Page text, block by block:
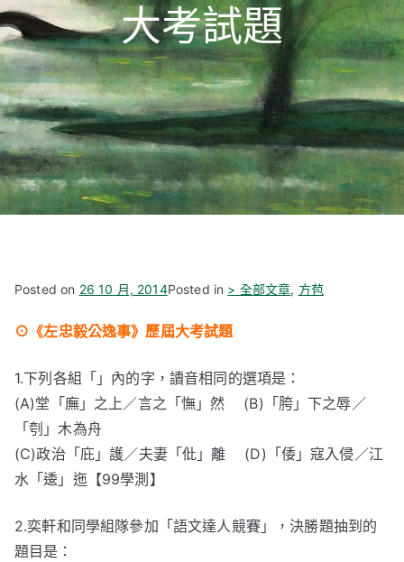
大考試題
Posted on 26 10 月, 2014Posted in > 全部文章, 方苞
⊙ 《左忠毅公逸事》歷屆大考試題
1.下列各組「」內的字，讀音相同的選項是：
(A)堂「廡」之上／言之「憮」然 (B)「胯」下之辱／
「刳」木為舟
(C)政治「庇」護／夫妻「仳」離 (D)「倭」寇入侵／江
水「逶」迤【99學測】
2.奕軒和同學組隊參加「語文達人競賽」，決勝題抽到的
題目是：